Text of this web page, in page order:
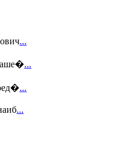
...
...
...
...